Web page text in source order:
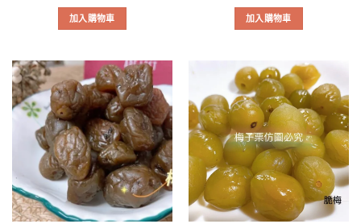
加入購物車 加入購物車